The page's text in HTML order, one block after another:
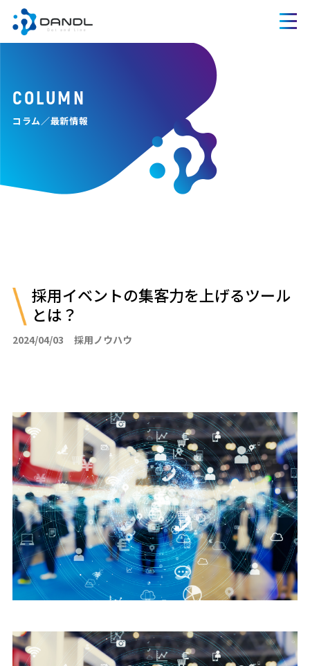
COLUMN
コラム／最新情報
採用イベントの集客力を上げるツール
とは？
2024/04/03 採用ノウハウ